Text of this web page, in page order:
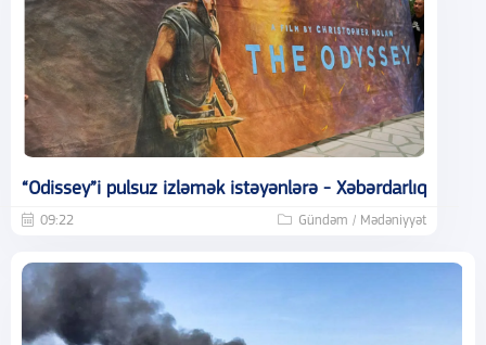
“Odissey”i pulsuz izləmək istəyənlərə - Xəbərdarlıq
09:22 Gündəm / Mədəniyyət